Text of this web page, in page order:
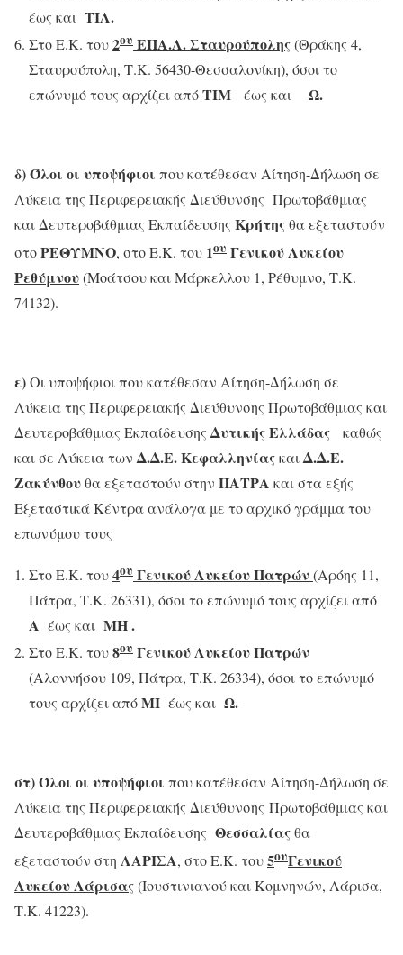
έως και ΤΙΛ.
Στο Ε.Κ. του2ου ΕΠΑ.Λ. Σταυρούπολης(Θράκης 4,
Σταυρούπολη, Τ.Κ. 56430-Θεσσαλονίκη), όσοι το
επώνυμό τους αρχίζει απόΤΙΜ έως και Ω.
δ)Όλοι οι υποψήφιοι που κατέθεσαν Αίτηση-Δήλωση σε
Λύκεια της Περιφερειακής Διεύθυνσης Πρωτοβάθμιας
και Δευτεροβάθμιας Εκπαίδευσης Κρήτηςθα εξεταστούν
στοΡΕΘΥΜΝΟ, στο Ε.Κ. του 1ου Γενικού Λυκείου
Ρεθύμνου(Μοάτσου και Μάρκελλου 1, Ρέθυμνο, Τ.Κ.
74132).
ε)Οι υποψήφιοι που κατέθεσαν Αίτηση-Δήλωση σε
Λύκεια της Περιφερειακής Διεύθυνσης Πρωτοβάθμιας και
Δευτεροβάθμιας Εκπαίδευσης Δυτικής Ελλάδας καθώς
και σε Λύκεια των Δ.Δ.Ε. ΚεφαλληνίαςκαιΔ.Δ.Ε.
Ζακύνθουθα εξεταστούν στην ΠΑΤΡΑ και στα εξής
Εξεταστικά Κέντρα ανάλογα με το αρχικό γράμμα του
επωνύμου τους
Στο Ε.Κ. του4ου Γενικού Λυκείου Πατρών (Αρόης 11,
Πάτρα, Τ.Κ. 26331), όσοι το επώνυμό τους αρχίζει από
Α έως και ΜΗ.
Στο Ε.Κ. του8ου Γενικού Λυκείου Πατρών
(Αλοννήσου 109, Πάτρα, Τ.Κ. 26334), όσοι το επώνυμό
τους αρχίζει απόΜΙ έως και Ω.
στ) Όλοι οι υποψήφιοι που κατέθεσαν Αίτηση-Δήλωση σε
Λύκεια της Περιφερειακής Διεύθυνσης Πρωτοβάθμιας και
Δευτεροβάθμιας Εκπαίδευσης Θεσσαλίαςθα
εξεταστούν στη ΛΑΡΙΣΑ, στο Ε.Κ. του5ουΓενικού
Λυκείου Λάρισας(Ιουστινιανού και Κομνηνών, Λάρισα,
Τ.Κ. 41223).